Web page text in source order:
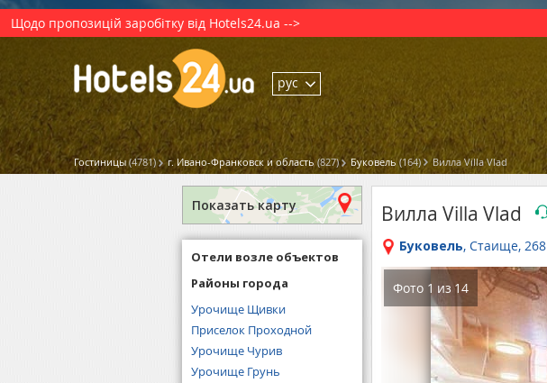
Щодо пропозицій заробітку від Hotels24.ua -->
рус
Гостиницы (4781) г. Ивано-Франковск и область (827) Буковель (164) Вилла Villa Vlad
Вилла Villa Vlad
Буковель, Стаище, 268
Фото 1 из 14
Показать карту
Отели возле объектов
Районы города
Урочище Щивки
Приселок Проходной
Урочище Чурив
Урочище Грунь